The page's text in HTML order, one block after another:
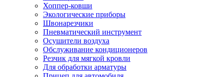
Хоппер-ковши
Экологические приборы
Швонарезчики
Пневматический инструмент
Осушители воздуха
Обслуживание кондиционеров
Резчик для мягкой кровли
Для обработки арматуры